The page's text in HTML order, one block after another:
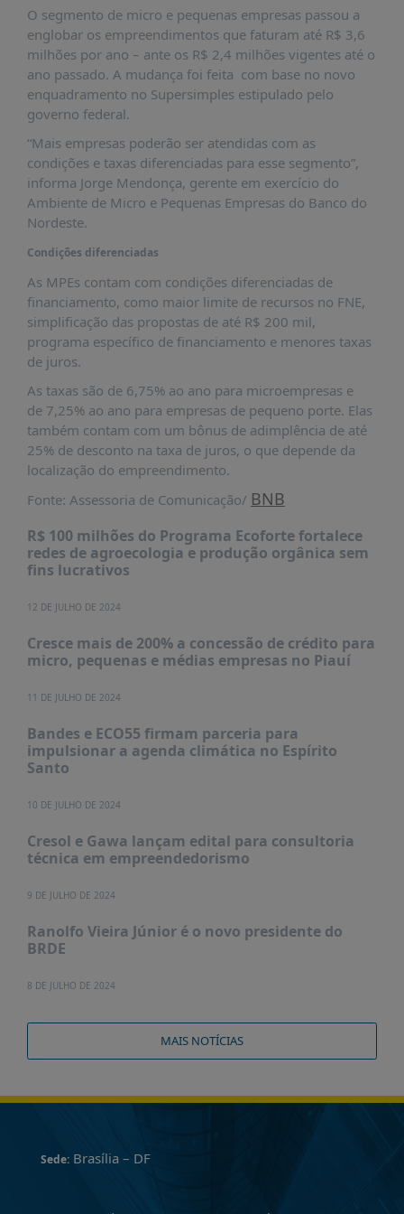
DADOS
FRENTE
PARLAMENTAR
SOBRE
A
FRENTE
MATERIAIS
INFORMAÇÕES
CURSOS
E
EVENTOS
INSCRIÇÕES
MATERIAIS
DISPONÍVEIS
PUBLICAÇÕES
REVISTA
RUMOS
LIVROS
NOTÍCIAS
ABDE-
PRÊMIO
ABDE
JORNALISMO
SABER
+
O segmento de micro e pequenas empresas passou a
englobar os empreendimentos que faturam até R$ 3,6
milhões por ano – ante os R$ 2,4 milhões vigentes até o
ano passado. A mudança foi feita com base no novo
enquadramento no Supersimples estipulado pelo
governo federal.
“Mais empresas poderão ser atendidas com as
condições e taxas diferenciadas para esse segmento”,
informa Jorge Mendonça, gerente em exercício do
Ambiente de Micro e Pequenas Empresas do Banco do
Nordeste.
Condições diferenciadas
As MPEs contam com condições diferenciadas de
financiamento, como maior limite de recursos no FNE,
simplificação das propostas de até R$ 200 mil,
programa específico de financiamento e menores taxas
de juros.
As taxas são de 6,75% ao ano para microempresas e
de 7,25% ao ano para empresas de pequeno porte. Elas
também contam com um bônus de adimplência de até
25% de desconto na taxa de juros, o que depende da
localização do empreendimento.
Fonte: Assessoria de Comunicação/ BNB
R$ 100 milhões do Programa Ecoforte fortalece
redes de agroecologia e produção orgânica sem
fins lucrativos
12 DE JULHO DE 2024
Cresce mais de 200% a concessão de crédito para
micro, pequenas e médias empresas no Piauí
11 DE JULHO DE 2024
Bandes e ECO55 firmam parceria para
impulsionar a agenda climática no Espírito
Santo
10 DE JULHO DE 2024
Cresol e Gawa lançam edital para consultoria
técnica em empreendedorismo
9 DE JULHO DE 2024
Ranolfo Vieira Júnior é o novo presidente do
BRDE
8 DE JULHO DE 2024
MAIS NOTÍCIAS
Sede:Brasília – DF